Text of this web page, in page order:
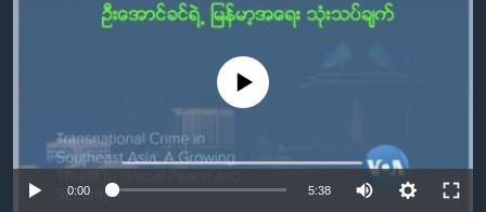
စာမျက်နှာ
မကြေးမုံရဲ့ အင်္ဂလိပ်စာ
သုတပဒေသာ အင်္ဂလိပ်စာ
ရေဒီယိုနှင့်ရုပ်သံ အချက်အလက်များ
ဗွီအိုအေ လူမှုကွန်ယက်များ
No media source currently available
0:00 5:38